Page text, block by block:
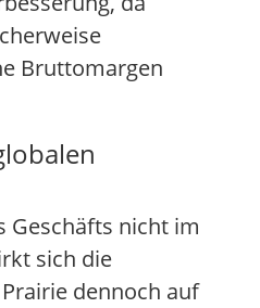
Bruttomargen
Geschäfts nicht im
sich die
dennoch auf